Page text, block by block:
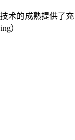
术的成熟提供了
）